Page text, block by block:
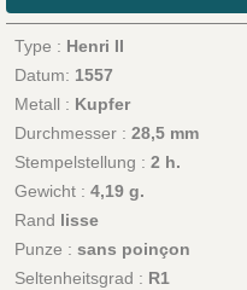
Type : Henri II
Datum: 1557
Metall : Kupfer
Durchmesser : 28,5 mm
Stempelstellung : 2 h.
Gewicht : 4,19 g.
Rand lisse
Punze : sans poinçon
Seltenheitsgrad : R1